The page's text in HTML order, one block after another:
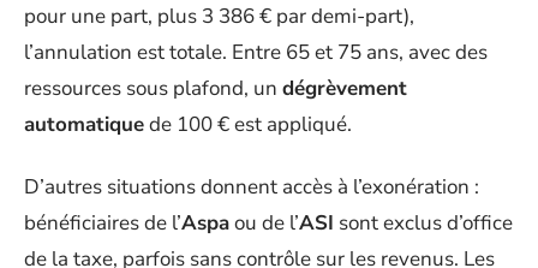
pour une part, plus 3 386 € par demi-part),
l’annulation est totale. Entre 65 et 75 ans, avec des
ressources sous plafond, un dégrèvement
automatiquede 100 € est appliqué.
D’autres situations donnent accès à l’exonération :
bénéficiaires de l’Aspaou de l’ASI sont exclus d’office
de la taxe, parfois sans contrôle sur les revenus. Les